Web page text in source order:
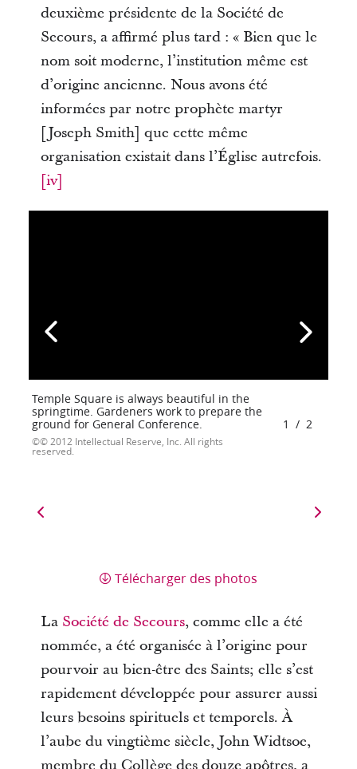
deuxième présidente de la Société de
Secours, a affirmé plus tard : « Bien que le
nom soit moderne, l’institution même est
d’origine ancienne. Nous avons été
informées par notre prophète martyr
[Joseph Smith] que cette même
organisation existait dans l’Église autrefois.
[iv]
Temple Square is always beautiful in the
springtime. Gardeners work to prepare the
ground for General Conference.
© 2012 Intellectual Reserve, Inc. All rights
reserved.
1 / 2
Télécharger des photos
La Société de Secours, comme elle a été
nommée, a été organisée à l’origine pour
pourvoir au bien-être des Saints; elle s’est
rapidement développée pour assurer aussi
leurs besoins spirituels et temporels. À
l’aube du vingtième siècle, John Widtsoe,